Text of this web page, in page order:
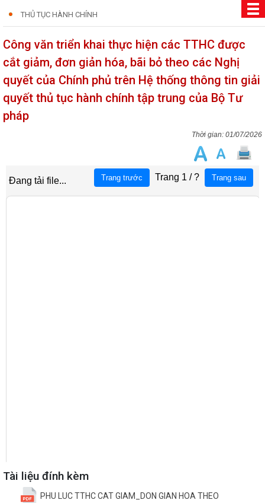
THỦ TỤC HÀNH CHÍNH
Công văn triển khai thực hiện các TTHC được
cắt giảm, đơn giản hóa, bãi bỏ theo các Nghị
quyết của Chính phủ trên Hệ thống thông tin giải
quyết thủ tục hành chính tập trung của Bộ Tư
pháp
01/07/2026
Tài liệu đính kèm
PHU LUC TTHC CAT GIAM_DON GIAN HOA THEO